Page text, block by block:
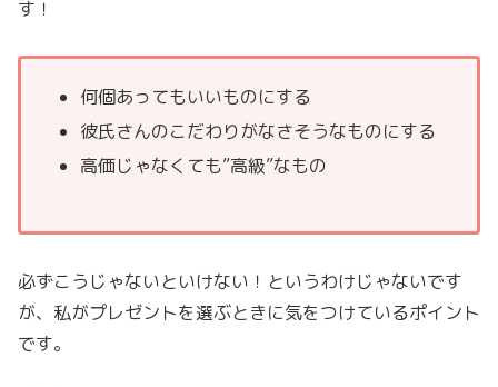
す！
何個あってもいいものにする
彼氏さんのこだわりがなさそうなものにする
高価じゃなくても”高級”なもの
必ずこうじゃないといけない！というわけじゃないです
が、私がプレゼントを選ぶときに気をつけているポイント
です。